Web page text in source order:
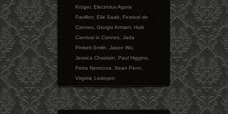
Krüger,Electrolux Agora
Pavillon,Elie Saab,Festival de
Cannes,Giorgio Armani,Haiti
Carnival in Cannes,Jada
Pinkett-Smith,Jason Wu,
Jessica Chastain,Paul Higgins,
Petra Nemcova,Sean Penn,
Virginie Ledoyen